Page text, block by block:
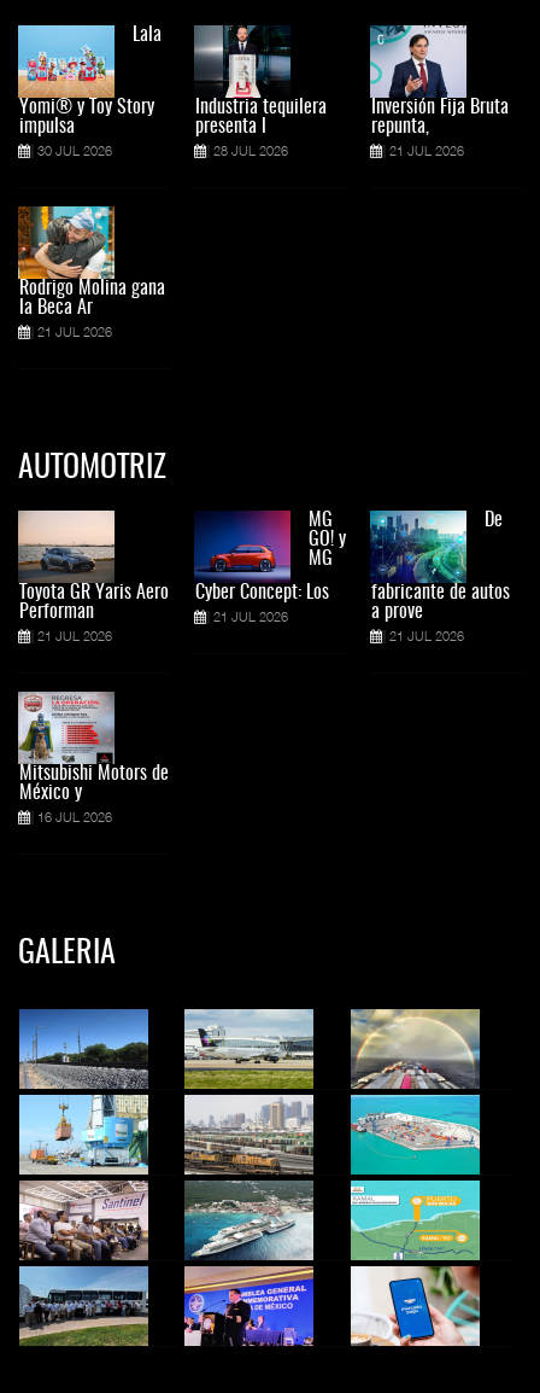
Lala
Yomi® y Toy Story
impulsa
30 JUL 2026
Rodrigo Molina gana
la Beca Ar
21 JUL 2026
Industria tequilera
presenta l
28 JUL 2026
Inversión Fija Bruta
repunta,
21 JUL 2026
AUTOMOTRIZ
Toyota GR Yaris Aero
Performan
21 JUL 2026
Mitsubishi Motors de
México y
16 JUL 2026
MG
GO! y
MG
Cyber Concept: Los
21 JUL 2026
De
fabricante de autos
a prove
21 JUL 2026
GALERIA